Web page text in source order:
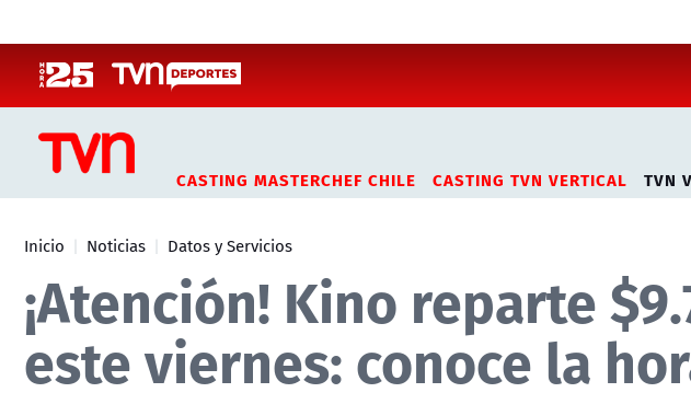
CASTING MASTERCHEF CHILE CASTING TVN VERTICAL TVN
Inicio Noticias Datos y Servicios
¡Atención! Kino reparte
este viernes: conoce la